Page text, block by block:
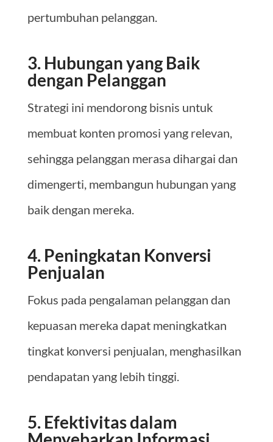
pertumbuhan pelanggan.
3. Hubungan yang Baik
dengan Pelanggan
Strategi ini mendorong bisnis untuk
membuat konten promosi yang relevan,
sehingga pelanggan merasa dihargai dan
dimengerti, membangun hubungan yang
baik dengan mereka.
4. Peningkatan Konversi
Penjualan
Fokus pada pengalaman pelanggan dan
kepuasan mereka dapat meningkatkan
tingkat konversi penjualan, menghasilkan
pendapatan yang lebih tinggi.
5. Efektivitas dalam